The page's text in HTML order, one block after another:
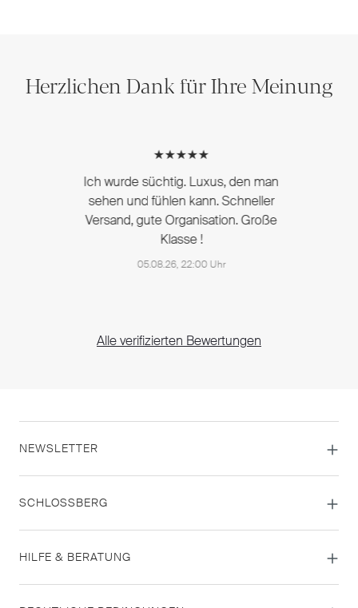
Herzlichen Dank für Ihre Meinung
★★★★★
Ich wurde süchtig. Luxus, den man
sehen und fühlen kann. Schneller
Versand, gute Organisation. Große
Klasse !
05.08.26, 22:00 Uhr
Alle verifizierten Bewertungen
NEWSLETTER
SCHLOSSBERG
HILFE & BERATUNG